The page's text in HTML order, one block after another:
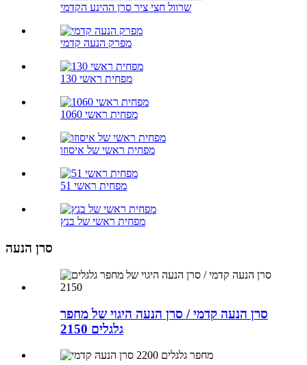
שרוול חצי ציר סרן ההינע הקדמי
מפרק הנעה קדמי
130 מפחית ראשי
1060 מפחית ראשי
מפחית ראשי של איסוזו
51 מפחית ראשי
מפחית ראשי של בנץ
סרן הנעה
סרן הנעה קדמי / סרן הנעה היגוי של מחפר
גלגלים 2150